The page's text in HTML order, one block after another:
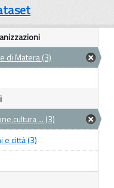
di Matera (3)
... (3)
e città (3)